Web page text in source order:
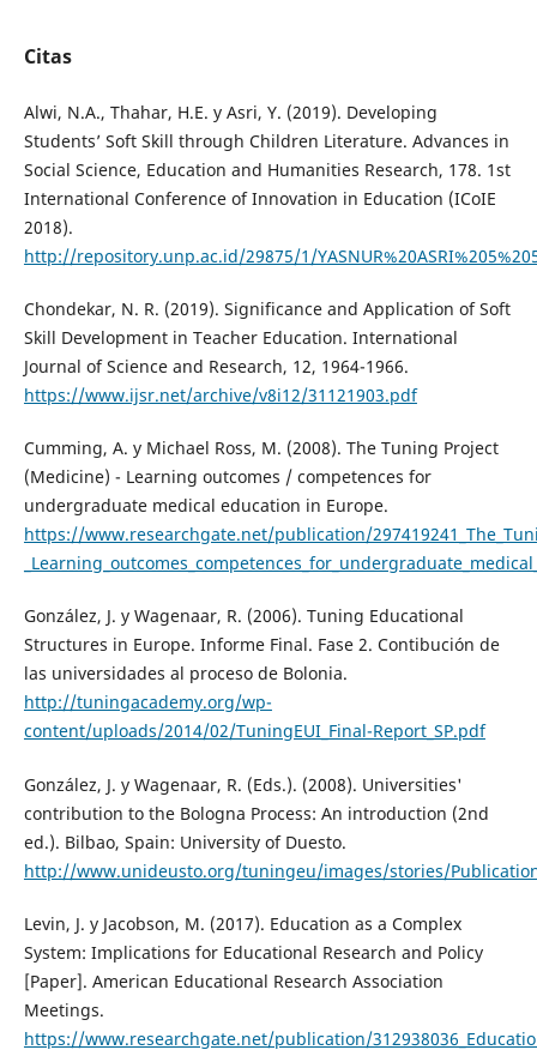
Citas
Alwi, N.A., Thahar, H.E. y Asri, Y. (2019). Developing
Students’ Soft Skill through Children Literature. Advances in
Social Science, Education and Humanities Research, 178. 1st
International Conference of Innovation in Education (ICoIE
2018).
http://repository.unp.ac.id/29875/1/
Chondekar, N. R. (2019). Significance and Application of Soft
Skill Development in Teacher Education. International
Journal of Science and Research, 12, 1964-1966.
https://www.ijsr.net/archive/v8i12/31121903.pdf
Cumming, A. y Michael Ross, M. (2008). The Tuning Project
(Medicine) - Learning outcomes / competences for
undergraduate medical education in Europe.
https://www.researchgate.net/publication/
González, J. y Wagenaar, R. (2006). Tuning Educational
Structures in Europe. Informe Final. Fase 2. Contibución de
las universidades al proceso de Bolonia.
http://tuningacademy.org/wp-
content/uploads/2014/02/TuningEUI_Final-Report_SP.pdf
González, J. y Wagenaar, R. (Eds.). (2008). Universities'
contribution to the Bologna Process: An introduction (2nd
ed.). Bilbao, Spain: University of Duesto.
http://www.unideusto.org/tuningeu/images/stories/Publications/
Levin, J. y Jacobson, M. (2017). Education as a Complex
System: Implications for Educational Research and Policy
[Paper]. American Educational Research Association
Meetings.
https://www.researchgate.net/publication/